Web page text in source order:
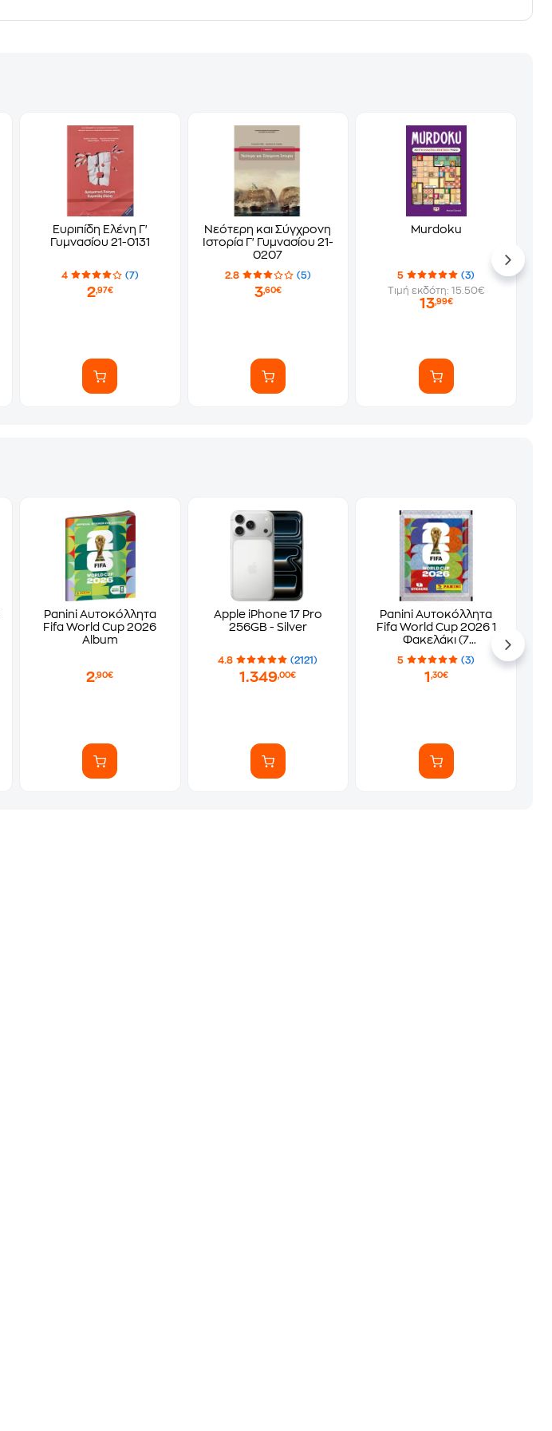
Ευριπίδη Ελένη Γ'
Γυμνασίου 21-0131
4 (7)
2,97€
Νεότερη και Σύγχρονη
Ιστορία Γ' Γυμνασίου 21-
0207
2.8 (5)
3,60€
Murdoku
5
(3)
Τιμή εκδότη: 15.50€
13,99€
Panini Αυτοκόλλητα
Fifa World Cup 2026
Album
2,90€
Apple iPhone 17 Pro
256GB - Silver
4.8 (2121)
1.349,00€
Panini Αυτοκόλλητα
Fifa World Cup 2026 1
Φακελάκι (7
Αυτοκόλλητα)
5 (3)
1 ,30€